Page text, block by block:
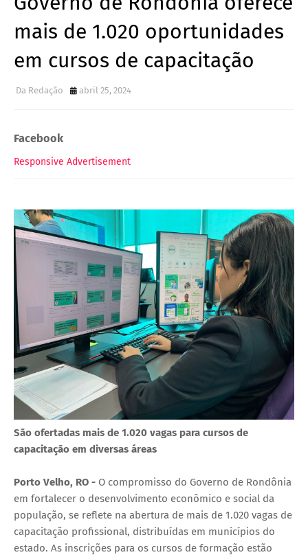
mais de 1.020 oportunidades
em cursos de capacitação
Da Redação abril 25, 2024
Facebook
Responsive Advertisement
São ofertadas mais de 1.020 vagas para cursos de
capacitação em diversas áreas
Porto Velho, RO - O compromisso do Governo de Rondônia
em fortalecer o desenvolvimento econômico e social da
população, se reflete na abertura de mais de 1.020 vagas de
capacitação profissional, distribuídas em municípios do
estado. As inscrições para os cursos de formação estão